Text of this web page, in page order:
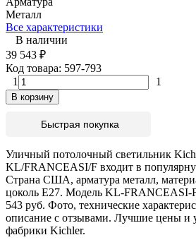
Металл
Все характеристики
В наличии
39 543 ₽
Код товара: 597-793
1
1
В корзину
Быстрая покупка
Уличный потолочный светильник
KL/FRANCEASI/F входит в
Страна США, арматура металл,
цоколь E27. Модель KL-FRANCEASI-
543 руб. Фото, технические
описание с отзывами. Лучшие цены и
фабрики Kichler.